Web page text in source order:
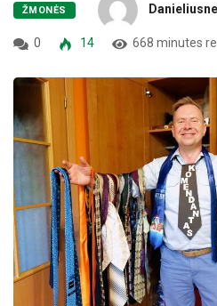
ŽMONĖS
0 14 668 minutes